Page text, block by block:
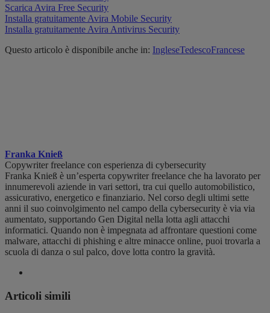
Scarica Avira Free Security
Installa gratuitamente Avira Mobile Security
Installa gratuitamente Avira Antivirus Security
Questo articolo è disponibile anche in: IngleseTedescoFrancese
Franka Knieß
Copywriter freelance con esperienza di cybersecurity
Franka Knieß è un’esperta copywriter freelance che ha lavorato per
innumerevoli aziende in vari settori, tra cui quello automobilistico,
assicurativo, energetico e finanziario. Nel corso degli ultimi sette
anni il suo coinvolgimento nel campo della cybersecurity è via via
aumentato, supportando Gen Digital nella lotta agli attacchi
informatici. Quando non è impegnata ad affrontare questioni come
malware, attacchi di phishing e altre minacce online, puoi trovarla a
scuola di danza o sul palco, dove lotta contro la gravità.
Articoli simili